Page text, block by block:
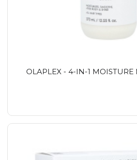
OLAPLEX - 4-IN-1 MOISTURE